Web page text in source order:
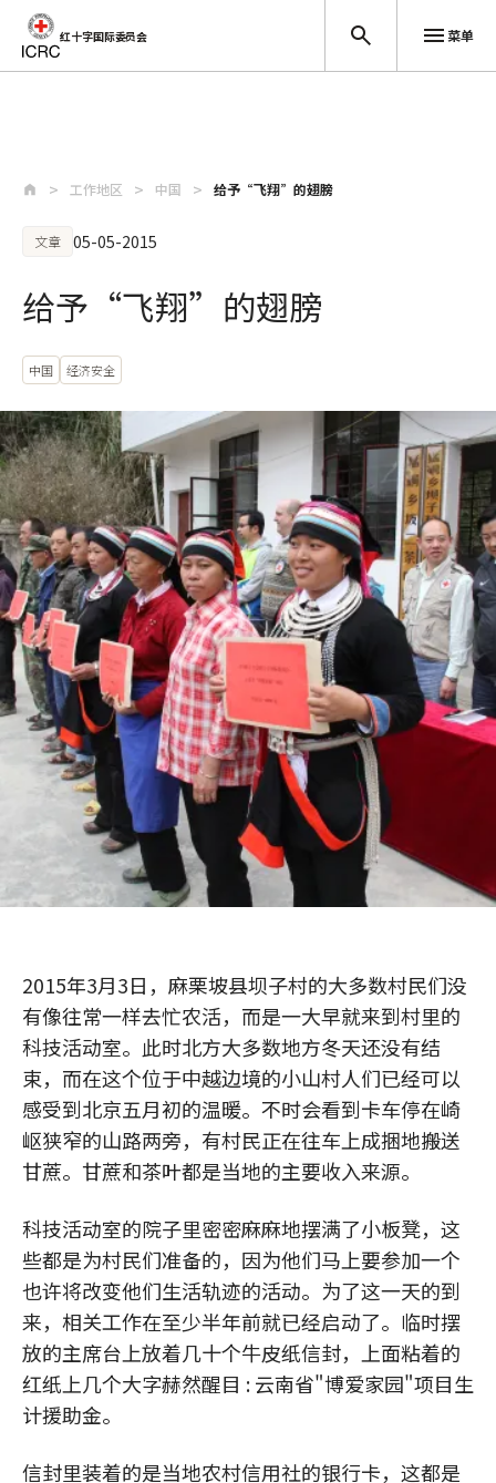
红十字国际委员会 菜单
工作地区 中国 给予“飞翔”的翅膀
文章 05-05-2015
给予“飞翔”的翅膀
中国 经济安全
2015年3月3日，麻栗坡县坝子村的大多数村民们没
有像往常一样去忙农活，而是一大早就来到村里的
科技活动室。此时北方大多数地方冬天还没有结
束，而在这个位于中越边境的小山村人们已经可以
感受到北京五月初的温暖。不时会看到卡车停在崎
岖狭窄的山路两旁，有村民正在往车上成捆地搬送
甘蔗。甘蔗和茶叶都是当地的主要收入来源。
科技活动室的院子里密密麻麻地摆满了小板凳，这
些都是为村民们准备的，因为他们马上要参加一个
也许将改变他们生活轨迹的活动。为了这一天的到
来，相关工作在至少半年前就已经启动了。临时摆
放的主席台上放着几十个牛皮纸信封，上面粘着的
红纸上几个大字赫然醒目 : 云南省"博爱家园"项目生
计援助金。
信封里装着的是当地农村信用社的银行卡，这都是